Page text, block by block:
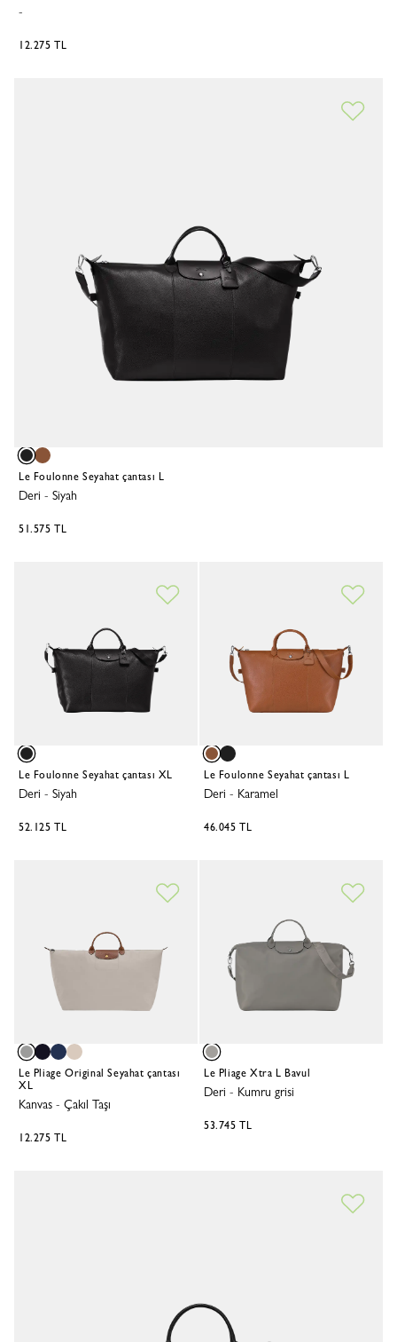
-
12.275 TL
Le Foulonne Seyahat çantası L
Deri - Siyah
51.575 TL
Le Foulonne Seyahat çantası XL
Deri - Siyah
52.125 TL
Le Foulonne Seyahat çantası L
Deri - Karamel
46.045 TL
Le Pliage Original Seyahat çantası
XL
Kanvas - Çakıl Taşı
12.275 TL
Le Pliage Xtra L Bavul
Deri - Kumru grisi
53.745 TL